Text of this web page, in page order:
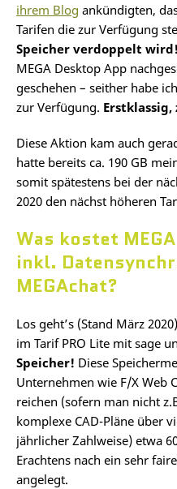
ihrem Blog ankündigten,
Tarifen die zur Verfügung
Speicher verdoppelt wird!
MEGA Desktop App
geschehen – seither habe
zur Verfügung.
Diese Aktion kam auch
hatte bereits ca. 190 GB
somit spätestens bei der
2020 den nächst höheren
Was kostet
inkl.
MEGAchat?
Los geht’s (Stand März
im Tarif PRO Lite mit sage
Speicher! Diese
Unternehmen wie F/X Web
reichen (sofern man nicht
komplexe CAD-Pläne über
jährlicher Zahlweise) etwa
Erachtens nach ein sehr
angelegt.